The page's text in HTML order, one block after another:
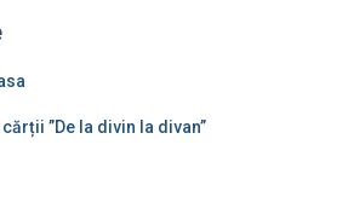
”De la divin la divan”